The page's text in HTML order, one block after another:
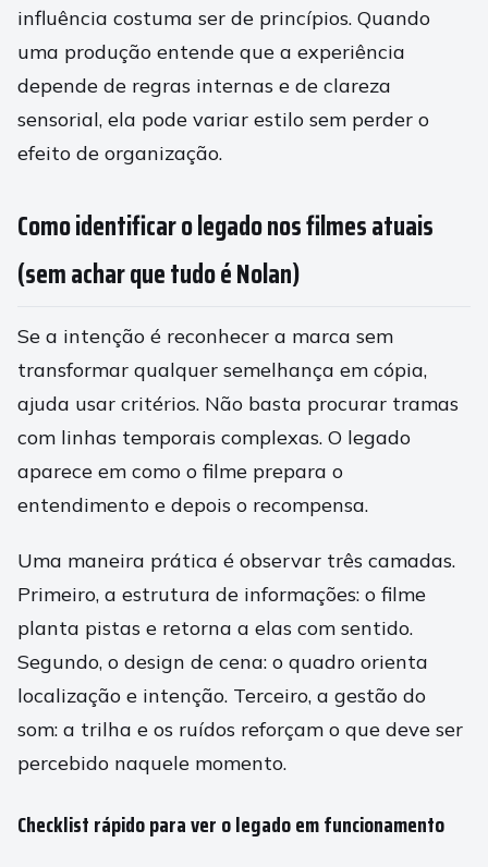
influência costuma ser de princípios. Quando
uma produção entende que a experiência
depende de regras internas e de clareza
sensorial, ela pode variar estilo sem perder o
efeito de organização.
Como identificar o legado nos filmes atuais
(sem achar que tudo é Nolan)
Se a intenção é reconhecer a marca sem
transformar qualquer semelhança em cópia,
ajuda usar critérios. Não basta procurar tramas
com linhas temporais complexas. O legado
aparece em como o filme prepara o
entendimento e depois o recompensa.
Uma maneira prática é observar três camadas.
Primeiro, a estrutura de informações: o filme
planta pistas e retorna a elas com sentido.
Segundo, o design de cena: o quadro orienta
localização e intenção. Terceiro, a gestão do
som: a trilha e os ruídos reforçam o que deve ser
percebido naquele momento.
Checklist rápido para ver o legado em funcionamento